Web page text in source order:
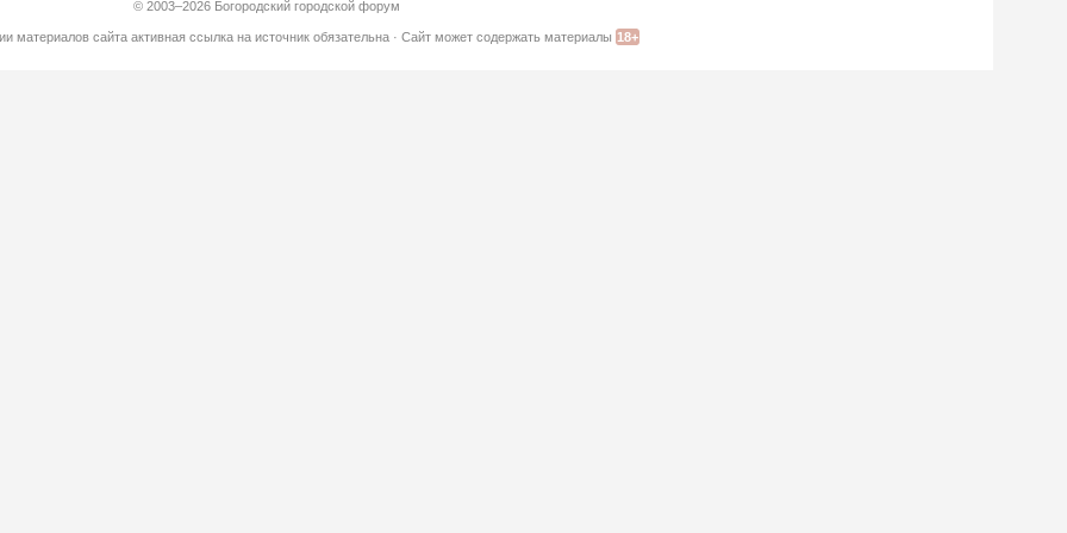
© 2003–2026 Богородский городской форум
материалов сайта активная ссылка на источник обязательна · Сайт может содержать материалы 18+